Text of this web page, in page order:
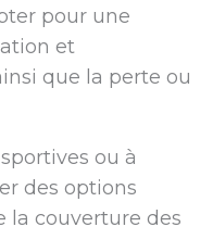
pour une
et
que la perte ou
ou à
des options
la couverture des